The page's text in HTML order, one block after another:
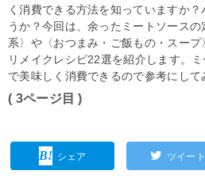
く消費できる方法を知っていますか？
うか？今回は、余ったミートソース
系〉や〈おつまみ・ご飯もの・スープ
リメイクレシピ22選を紹介します。
で美味しく消費できるので参考にして
( 3ページ目 )
シェア ツイート